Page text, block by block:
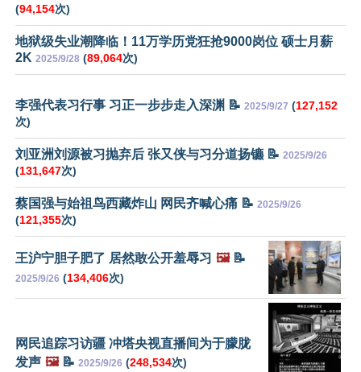
(94,154次)
地狱级失业潮降临！11万学历党狂抢9000岗位 硕士月薪
2K 2025/9/28 (89,064次)
李强代表习行事 习正一步步走入深渊 📝 2025/9/27 (127,152
次)
刘亚洲刘源被习抛弃后 张又侠与习分道扬镳 📝 2025/9/26
(131,647次)
蔡国强与始祖鸟西藏炸山 网民齐喊心痛 📝 2025/9/26
(121,355次)
王沪宁胆子肥了 居然敢公开羞辱习 🖼️📝
2025/9/26 (134,406次)
网民追踪习访疆 冲塔央视直播间为于朦胧
发声 🖼️📝 2025/9/26 (248,534次)